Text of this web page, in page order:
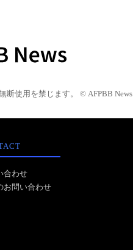
断使用を禁じます。 © AFPBB News
合わせ
お問い合わせ